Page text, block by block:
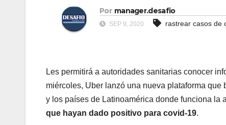
Por manager.desafio
SEP 9, 2020 rastrear casos de
Les permitirá a autoridades sanitarias conocer
miércoles, Uber lanzó una nueva plataforma
y los países de Latinoamérica donde funciona la
que hayan dado positivo para covid-19.